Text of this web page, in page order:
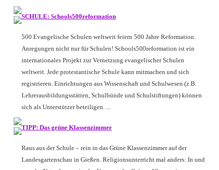
SCHULE: Schools500reformation
500 Evangelische Schulen weltweit feiern 500 Jahre Reformation.
Anregungen nicht nur für Schulen! Schools500reformation ist ein
internationales Projekt zur Vernetzung evangelischer Schulen
weltweit. Jede protestantische Schule kann mitmachen und sich
registrieren. Einrichtungen aus Wissenschaft und Schulwesen (z.B.
Lehrerausbildungsstätten, Schulbünde und Schulstiftungen) können
sich als Unterstützer beteiligen. ...
TIPP: Das grüne Klassenzimmer
Raus aus der Schule – rein in das Grüne Klassenzimmer auf der
Landesgartenschau in Gießen. Religionsunterricht mal anders: In und